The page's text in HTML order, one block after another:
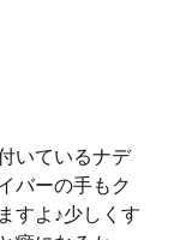
いているナデ
バーの手もク
すよ♪少しくす